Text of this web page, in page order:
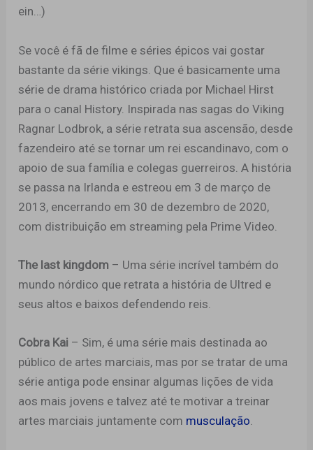
ein…)
Se você é fã de filme e séries épicos vai gostar
bastante da série vikings. Que é basicamente uma
série de drama histórico criada por Michael Hirst
para o canal History. Inspirada nas sagas do Viking
Ragnar Lodbrok, a série retrata sua ascensão, desde
fazendeiro até se tornar um rei escandinavo, com o
apoio de sua família e colegas guerreiros. A história
se passa na Irlanda e estreou em 3 de março de
2013, encerrando em 30 de dezembro de 2020,
com distribuição em streaming pela Prime Video.
The last kingdom – Uma série incrível também do
mundo nórdico que retrata a história de Ultred e
seus altos e baixos defendendo reis.
Cobra Kai – Sim, é uma série mais destinada ao
público de artes marciais, mas por se tratar de uma
série antiga pode ensinar algumas lições de vida
aos mais jovens e talvez até te motivar a treinar
artes marciais juntamente com musculação.